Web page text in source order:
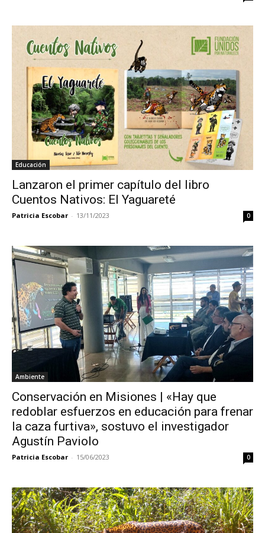
Educación
Lanzaron el primer capítulo del libro
Cuentos Nativos: El Yaguareté
Patricia Escobar - 13/11/2023 0
Ambiente
Conservación en Misiones | «Hay que
redoblar esfuerzos en educación para frenar
la caza furtiva», sostuvo el investigador
Agustín Paviolo
Patricia Escobar - 15/06/2023 0